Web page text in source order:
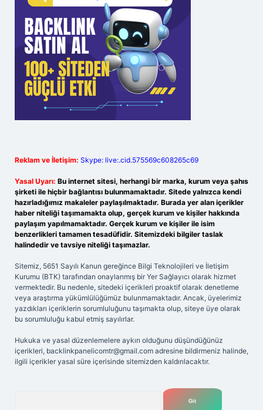
Reklam ve İletişim: Skype: live:.cid.575569c608265c69
Yasal Uyarı: Bu internet sitesi, herhangi bir marka, kurum veya şahıs
şirketi ile hiçbir bağlantısı bulunmamaktadır. Sitede yalnızca kendi
hazırladığımız makaleler paylaşılmaktadır. Burada yer alan içerikler
haber niteliği taşımamakta olup, gerçek kurum ve kişiler hakkında
paylaşım yapılmamaktadır. Gerçek kurum ve kişiler ile isim
benzerlikleri tamamen tesadüfidir. Sitemizdeki bilgiler taslak
halindedir ve tavsiye niteliği taşımazlar.
Sitemiz, 5651 Sayılı Kanun gereğince Bilgi Teknolojileri ve İletişim
Kurumu (BTK) tarafından onaylanmış bir Yer Sağlayıcı olarak hizmet
vermektedir. Bu nedenle, sitedeki içerikleri proaktif olarak denetleme
veya araştırma yükümlülüğümüz bulunmamaktadır. Ancak, üyelerimiz
yazdıkları içeriklerin sorumluluğunu taşımakta olup, siteye üye olarak
bu sorumluluğu kabul etmiş sayılırlar.
Hukuka ve yasal düzenlemelere aykırı olduğunu düşündüğünüz
içerikleri, backlinkpanelicomtr@gmail.com adresine bildirmeniz halinde,
ilgili içerikler yasal süre içerisinde sitemizden kaldırılacaktır.